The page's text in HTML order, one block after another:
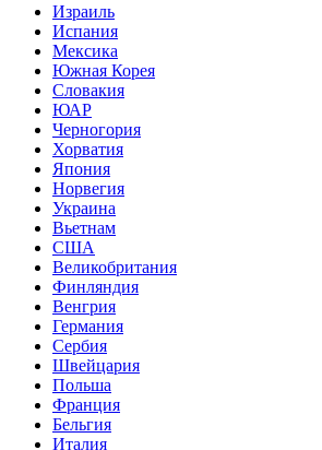
Израиль
Испания
Мексика
Южная Корея
Словакия
ЮАР
Черногория
Хорватия
Япония
Норвегия
Украина
Вьетнам
США
Великобритания
Финляндия
Венгрия
Германия
Сербия
Швейцария
Польша
Франция
Бельгия
Италия